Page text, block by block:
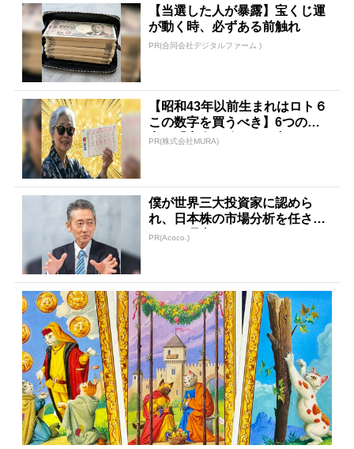
【当選した人が暴露】宝くじ運
が動く時、必ずある前触れ
PR(合同会社デジタルファーム )
【昭和43年以前生まれはロト６
この数字を買うべき】6つの数
字が「完全一致」する方...
PR(株式会社MURA)
僕が世界三大投資家に認めら
れ、日本株の市場分析を任され
ていた理由
PR(Acoco.)